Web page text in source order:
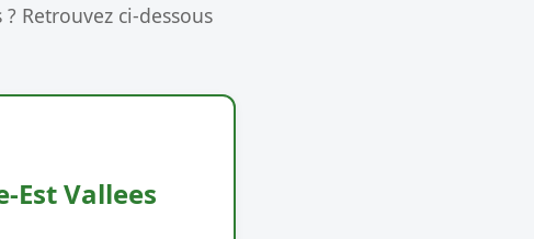
Retrouvez ci-dessous
Est Vallees